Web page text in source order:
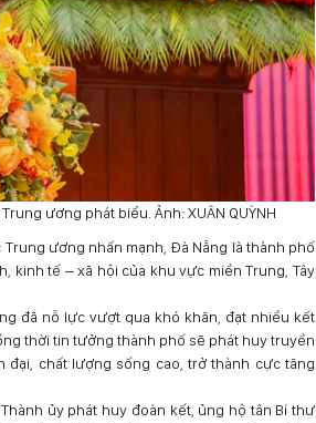
ương phát biểu. Ảnh: XUÂN QUỲNH
ương nhấn mạnh, Đà Nẵng là thành phố
kinh tế – xã hội của khu vực miền Trung, Tây
đã nỗ lực vượt qua khó khăn, đạt nhiều kết
thời tin tưởng thành phố sẽ phát huy truyền
chất lượng sống cao, trở thành cực tăng
ủy phát huy đoàn kết, ủng hộ tân Bí thư